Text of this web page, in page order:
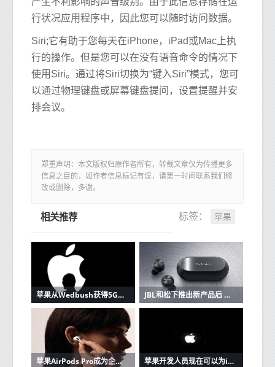
行状况应用程序中，因此您可以随时访问数据。
Siri;它有助于您每天在iPhone，iPad或Mac上执
行的操作。但是您可以在没有语音命令的情况下
使用Siri。通过将Siri切换为“键入Siri”模式，您可
以通过物理键盘或屏幕键盘提问，设置提醒并安
排会议。
郑重声明：本文版权归原作者所有，转载文章仅为传播更多
信息之目的，如作者信息标记有误，请第一时间联系我们修
改或删除，多谢。
标签： 苹果
相关推荐
苹果从Wedbush获得5G潜在看涨信号 JBL和松下推出新产品后 苹果AirPods的竞争加剧
苹果AirPods Pro成为企业家最好朋友的3个原因 苹果开发人员现在可以为iOS和Mac应用程序创建单一购买的应用程序版本